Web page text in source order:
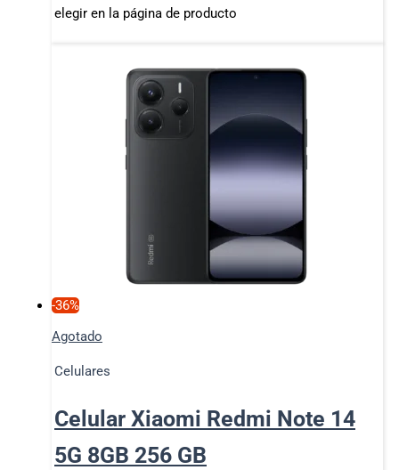
elegir en la página de producto
-36%
Agotado
Celulares
Celular Xiaomi Redmi Note 14
5G 8GB 256 GB